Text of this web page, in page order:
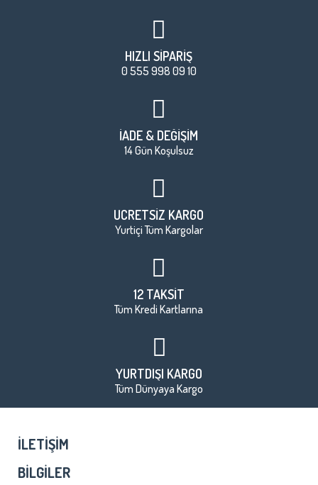
HIZLI SİPARİŞ
0 555 998 09 10
İADE & DEĞİŞİM
14 Gün Koşulsuz
ÜCRETSİZ KARGO
Yurtiçi Tüm Kargolar
12 TAKSİT
Tüm Kredi Kartlarına
YURTDIŞI KARGO
Tüm Dünyaya Kargo
İLETIŞIM
BILGILER